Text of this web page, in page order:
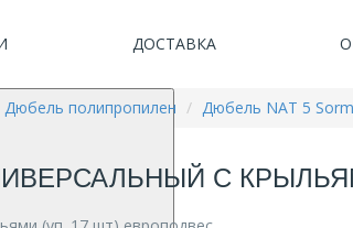
ДОСТАВКА
Дюбель полипропилен Дюбель NAT 5
С